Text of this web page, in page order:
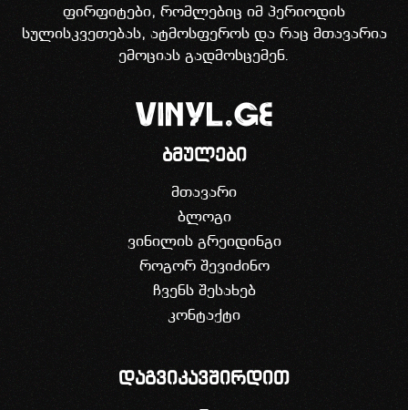
ფირფიტები, რომლებიც იმ პერიოდის
სულისკვეთებას, ატმოსფეროს და რაც მთავარია
ემოციას გადმოსცემენ.
ბმულები
მთავარი
ბლოგი
ვინილის გრეიდინგი
როგორ შევიძინო
ჩვენს შესახებ
კონტაქტი
დაგვიკავშირდით